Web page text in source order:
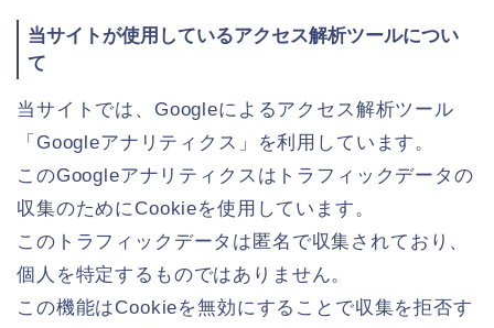
当サイトが使用しているアクセス解析ツールについ
て
当サイトでは、Googleによるアクセス解析ツール
「Googleアナリティクス」を利用しています。
このGoogleアナリティクスはトラフィックデータの
収集のためにCookieを使用しています。
このトラフィックデータは匿名で収集されており、
個人を特定するものではありません。
この機能はCookieを無効にすることで収集を拒否す